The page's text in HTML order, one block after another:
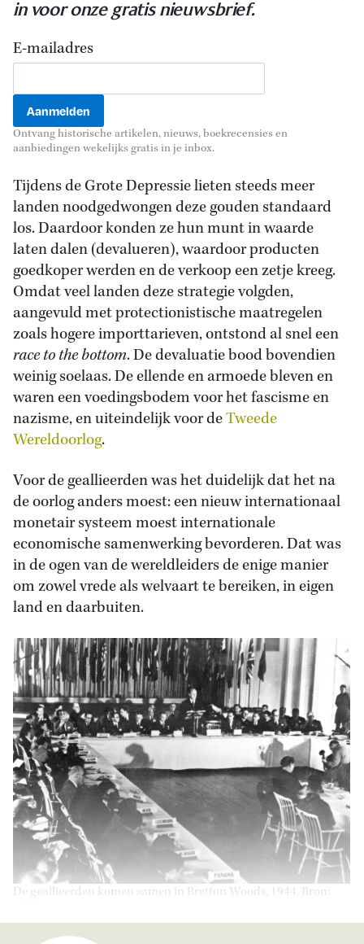
in voor onze gratis nieuwsbrief.
E-mailadres
Ontvang historische artikelen, nieuws, boekrecensies en
aanbiedingen wekelijks gratis in je inbox.
Tijdens de Grote Depressie lieten steeds meer
landen noodgedwongen deze gouden standaard
los. Daardoor konden ze hun munt in waarde
laten dalen (devalueren), waardoor producten
goedkoper werden en de verkoop een zetje kreeg.
Omdat veel landen deze strategie volgden,
aangevuld met protectionistische maatregelen
zoals hogere importtarieven, ontstond al snel een
race to the bottom. De devaluatie bood bovendien
weinig soelaas. De ellende en armoede bleven en
waren een voedingsbodem voor het fascisme en
nazisme, en uiteindelijk voor deTweede
Wereldoorlog.
Voor de geallieerden was het duidelijk dat het na
de oorlog anders moest: een nieuw internationaal
monetair systeem moest internationale
economische samenwerking bevorderen. Dat was
in de ogen van de wereldleiders de enige manier
om zowel vrede als welvaart te bereiken, in eigen
land en daarbuiten.
De geallieerden komen samen in Bretton Woods, 1944. Bron: